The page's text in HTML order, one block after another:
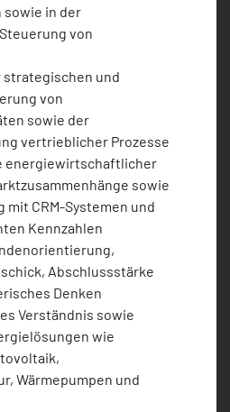
in der
von
strategischen und
von
sowie der
vertrieblicher Prozesse
energiewirtschaftlicher
sowie
mit CRM-Systemen und
Kennzahlen
Abschlussstärke
Denken
Verständnis sowie
wie
Wärmepumpen und